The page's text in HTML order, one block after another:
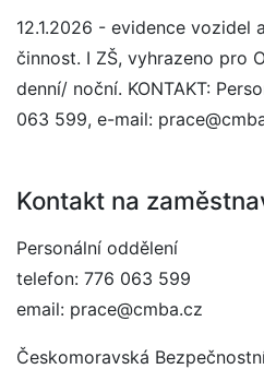
12.1.2026 - evidence vozidel
činnost. I ZŠ, vyhrazeno pro
denní/ noční. KONTAKT:
063 599, e-mail:
Kontakt na
Personální oddělení
telefon: 776 063 599
email: prace@cmba.cz
Českomoravská